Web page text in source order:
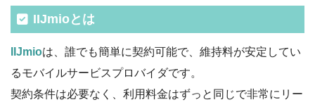
IIJmioとは
IIJmioは、誰でも簡単に契約可能で、維持料が安定してい
るモバイルサービスプロバイダです。
契約条件は必要なく、利用料金はずっと同じで非常にリー